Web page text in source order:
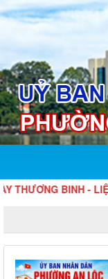
BINH - LIỆT SĨ